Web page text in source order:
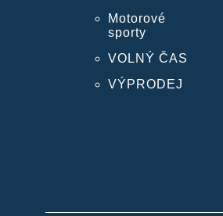
Motorové
sporty
VOLNÝ ČAS
VÝPRODEJ